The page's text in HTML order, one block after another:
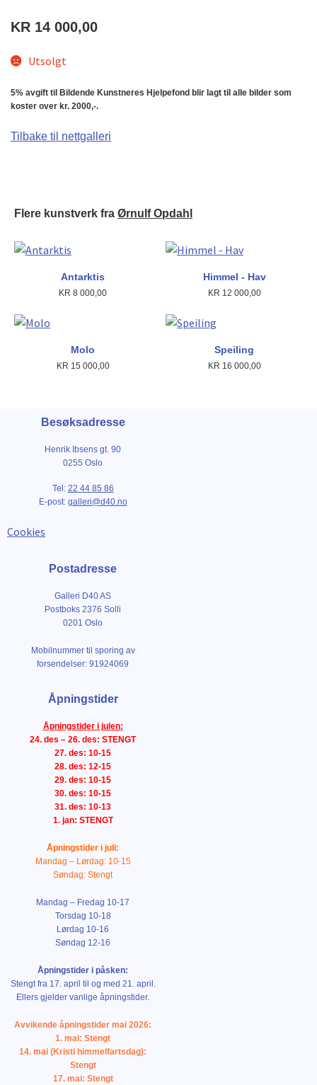
KR 14 000,00
Utsolgt
5% avgift til Bildende Kunstneres Hjelpefond blir lagt til alle bilder som
koster over kr. 2000,-.
Tilbake til nettgalleri
Flere kunstverk fra Ørnulf Opdahl
Antarktis
KR 8 000,00
Himmel - Hav
KR 12 000,00
Molo
KR 15 000,00
Speiling
KR 16 000,00
Besøksadresse
Henrik Ibsens gt. 90
0255 Oslo
Tel: 22 44 85 86
E-post: galleri@d40.no
Cookies
Postadresse
Galleri D40 AS
Postboks 2376 Solli
0201 Oslo
Mobilnummer til sporing av
forsendelser: 91924069
Åpningstider
Åpningstider i julen:
24. des – 26. des: STENGT
27. des: 10-15
28. des: 12-15
29. des: 10-15
30. des: 10-15
31. des: 10-13
1. jan: STENGT
Åpningstider i juli:
Mandag – Lørdag: 10-15
Søndag: Stengt
Mandag – Fredag 10-17
Torsdag 10-18
Lørdag 10-16
Søndag 12-16
Åpningstider i påsken:
Stengt fra 17. april til og med 21. april.
Ellers gjelder vanlige åpningstider.
Avvikende åpningstider mai 2026:
1. mai: Stengt
14. mai (Kristi himmelfartsdag):
Stengt
17. mai: Stengt